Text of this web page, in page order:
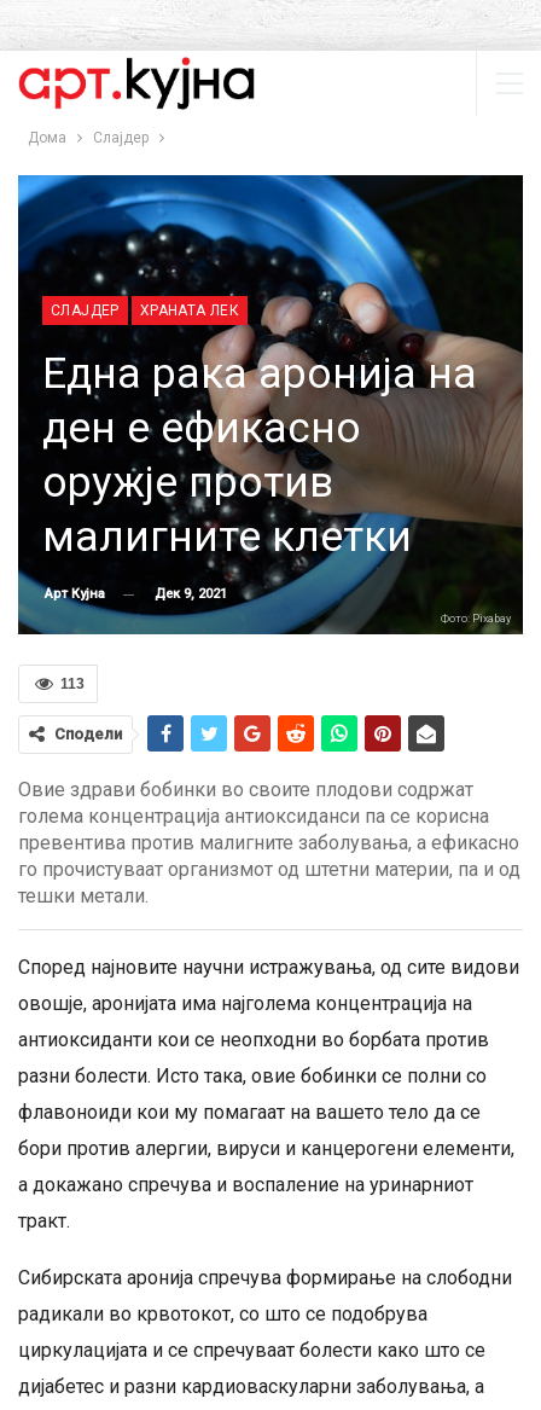
Дома Слајдер
СЛАЈДЕР ХРАНАТА ЛЕК
Една рака аронија на
ден е ефикасно
оружје против
малигните клетки
Арт Кујна Дек 9, 2021
Фото: Pixabay
113
Сподели
Овие здрави бобинки во своите плодови содржат
голема концентрација антиоксиданси па се корисна
превентива против малигните заболувања, а ефикасно
го прочистуваат организмот од штетни материи, па и од
тешки метали.
Според најновите научни истражувања, од сите видови
овошје, аронијата има најголема концентрација на
антиоксиданти кои се неопходни во борбата против
разни болести. Исто така, овие бобинки се полни со
флавоноиди кои му помагаат на вашето тело да се
бори против алергии, вируси и канцерогени елементи,
а докажано спречува и воспаление на уринарниот
тракт.
Сибирската аронија спречува формирање на слободни
радикали во крвотокот, со што се подобрува
циркулацијата и се спречуваат болести како што се
дијабетес и разни кардиоваскуларни заболувања, а